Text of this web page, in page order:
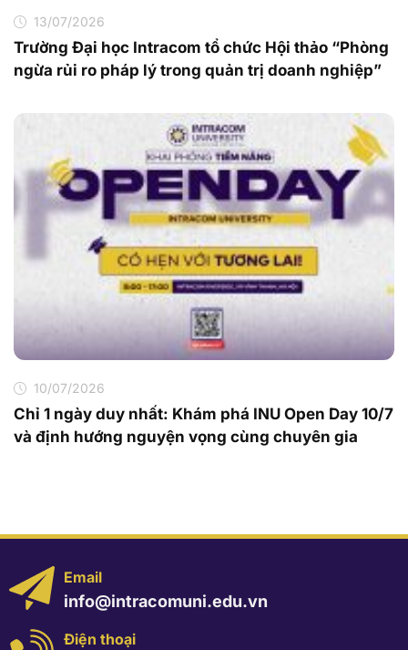
13/07/2026
Trường Đại học Intracom tổ chức Hội thảo “Phòng
ngừa rủi ro pháp lý trong quản trị doanh nghiệp”
10/07/2026
Chỉ 1 ngày duy nhất: Khám phá INU Open Day 10/7
và định hướng nguyện vọng cùng chuyên gia
Email
info@intracomuni.edu.vn
Điện thoại